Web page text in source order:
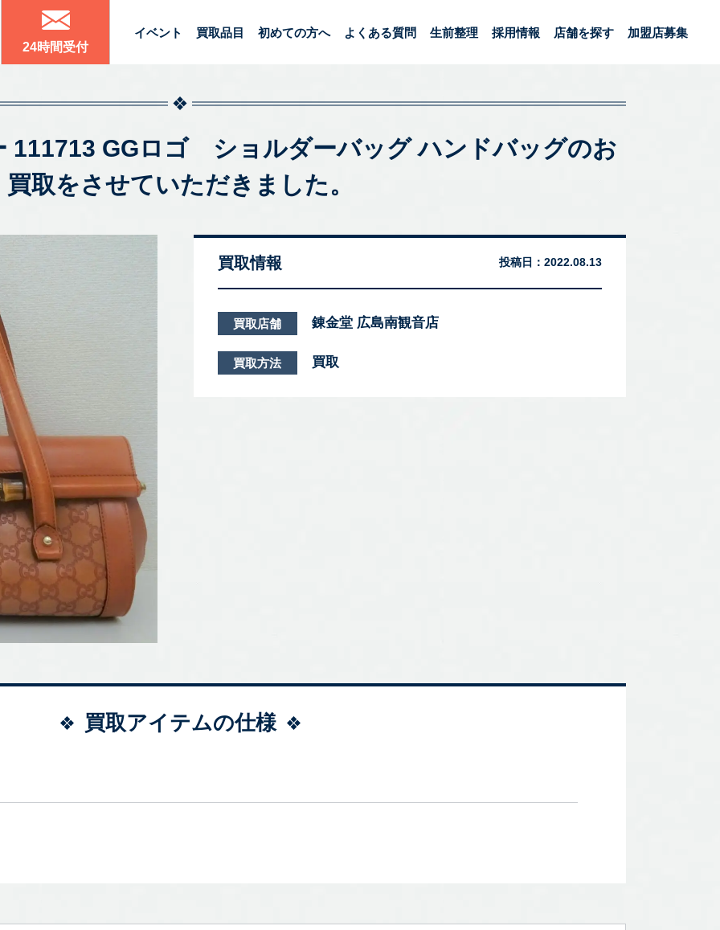
24時間受付
イベント 買取品目 初めての方へ よくある質問 生前整理 採用情報 店舗を探す 加盟店募集
111713 GGロゴ ショルダーバッグ ハンドバッグのお
買取をさせていただきました。
買取情報 投稿日： 2022.08.13
買取店舗 錬金堂 広島南観音店
買取方法 買取
買取アイテムの仕様